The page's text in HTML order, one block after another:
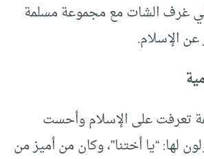
غرف الشات مع مجموعة مسلمة
عن الإسلام.
تعرفت على الإسلام وأحست
لها: “يا أختنا”، وكان من أميز من